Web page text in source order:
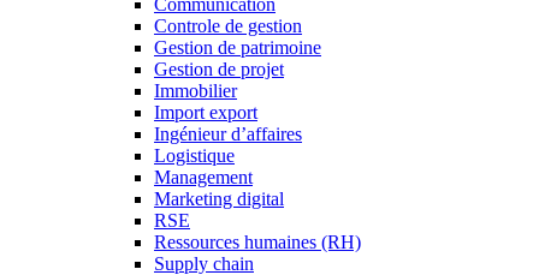
Communication
Controle de gestion
Gestion de patrimoine
Gestion de projet
Immobilier
Import export
Ingénieur d’affaires
Logistique
Management
Marketing digital
RSE
Ressources humaines (RH)
Supply chain